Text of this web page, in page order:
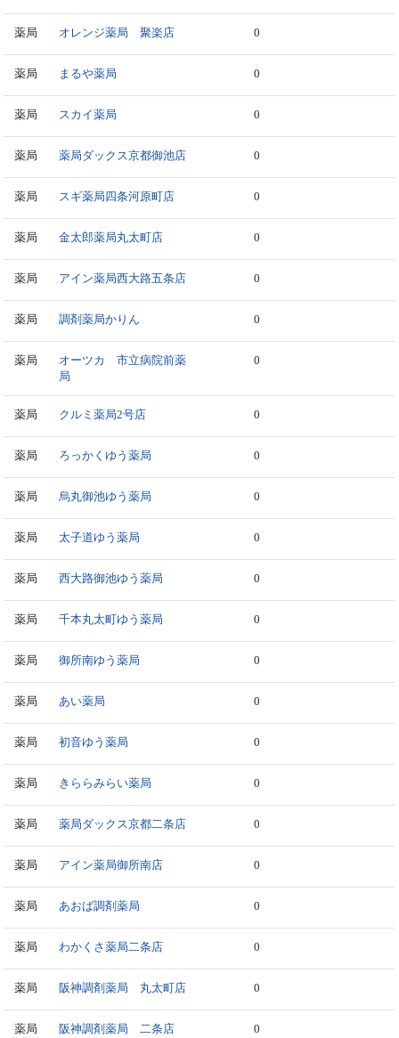
薬局 オレンジ薬局 聚楽店 0
薬局 まるや薬局 0
薬局 スカイ薬局 0
薬局 薬局ダックス京都御池店 0
薬局 スギ薬局四条河原町店 0
薬局 金太郎薬局丸太町店 0
薬局 アイン薬局西大路五条店 0
薬局 調剤薬局かりん 0
薬局
オーツカ 市立病院前薬
局
0
薬局 クルミ薬局2号店 0
薬局 ろっかくゆう薬局 0
薬局 烏丸御池ゆう薬局 0
薬局 太子道ゆう薬局 0
薬局 西大路御池ゆう薬局 0
薬局 千本丸太町ゆう薬局 0
薬局 御所南ゆう薬局 0
薬局 あい薬局 0
薬局 初音ゆう薬局 0
薬局 きららみらい薬局 0
薬局 薬局ダックス京都二条店 0
薬局 アイン薬局御所南店 0
薬局 あおば調剤薬局 0
薬局 わかくさ薬局二条店 0
薬局 阪神調剤薬局 丸太町店 0
薬局 阪神調剤薬局 二条店 0